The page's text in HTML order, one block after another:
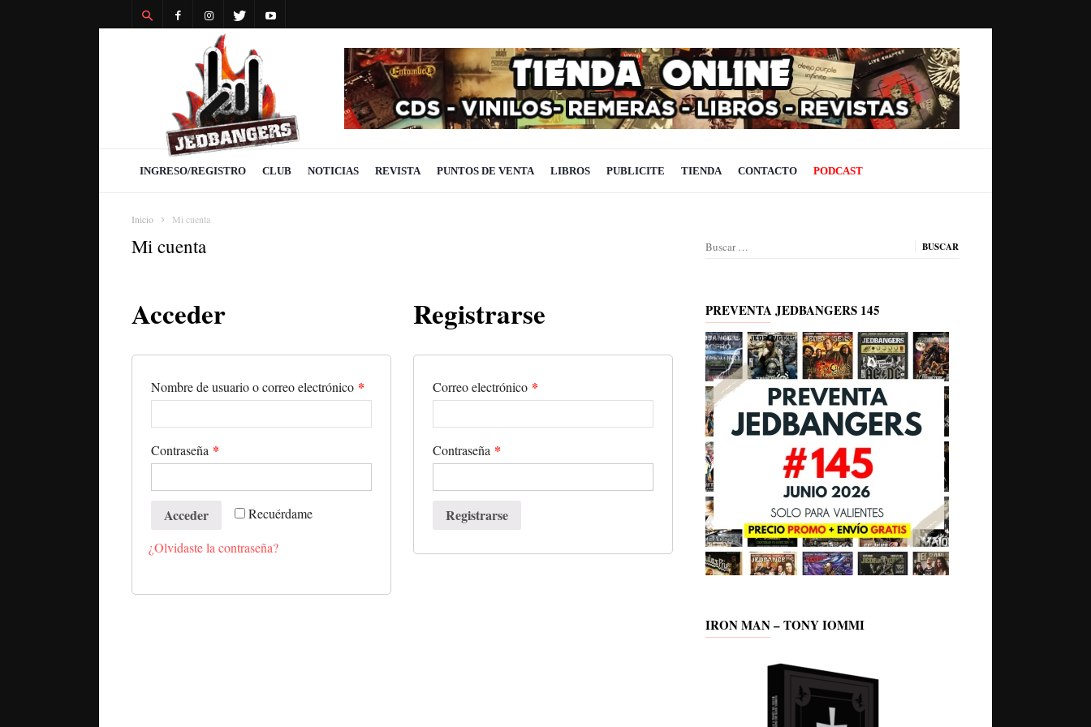
INGRESO/REGISTRO CLUB NOTICIAS REVISTA PUNTOS DE VENTA LIBROS PUBLICITE TIENDA CONTACTO PODCAST
Inicio Mi cuenta
Mi cuenta
Acceder
Nombre de usuario o correo electrónico *
Contraseña *
Recuérdame
Acceder
¿Olvidaste la contraseña?
Registrarse
Correo electrónico *
Contraseña *
Registrarse
Buscar:
PREVENTA JEDBANGERS 145
IRON MAN – TONY IOMMI